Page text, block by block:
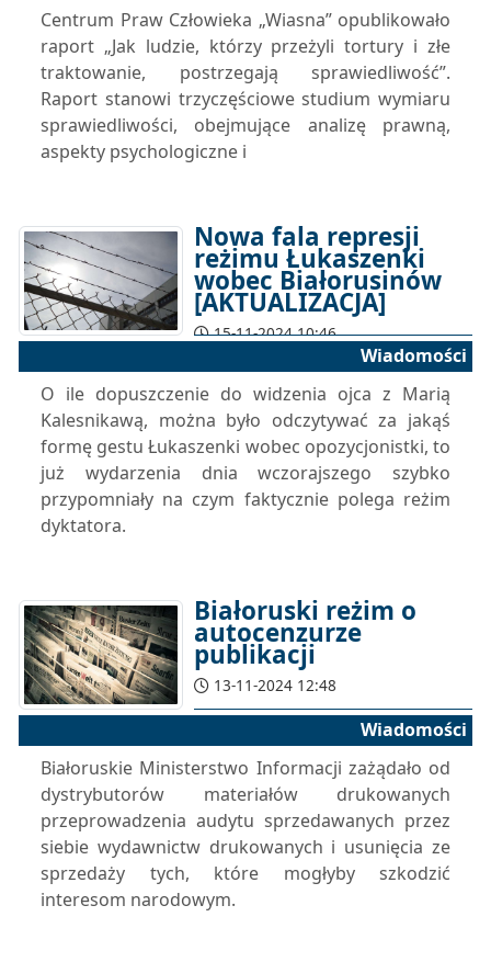
Centrum Praw Człowieka „Wiasna” opublikowało
raport „Jak ludzie, którzy przeżyli tortury i złe
traktowanie, postrzegają sprawiedliwość”.
Raport stanowi trzyczęściowe studium wymiaru
sprawiedliwości, obejmujące analizę prawną,
aspekty psychologiczne i
Nowa fala represji
reżimu Łukaszenki
wobec Białorusinów
[AKTUALIZACJA]
15-11-2024 10:46
Wiadomości
O ile dopuszczenie do widzenia ojca z Marią
Kalesnikawą, można było odczytywać za jakąś
formę gestu Łukaszenki wobec opozycjonistki, to
już wydarzenia dnia wczorajszego szybko
przypomniały na czym faktycznie polega reżim
dyktatora.
Białoruski reżim o
autocenzurze
publikacji
13-11-2024 12:48
Wiadomości
Białoruskie Ministerstwo Informacji zażądało od
dystrybutorów materiałów drukowanych
przeprowadzenia audytu sprzedawanych przez
siebie wydawnictw drukowanych i usunięcia ze
sprzedaży tych, które mogłyby szkodzić
interesom narodowym.